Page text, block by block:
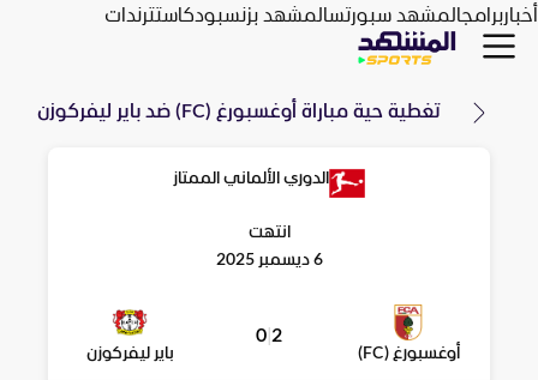
أخباربرامجالمشهد سبورتسالمشهد بزنسبودكاستترندات
تغطية حية مباراة أوغسبورغ (FC) ضد باير ليفركوزن
الدوري الألماني الممتاز
انتهت
6 ديسمبر 2025
أوغسبورغ (FC)
2
0
باير ليفركوزن